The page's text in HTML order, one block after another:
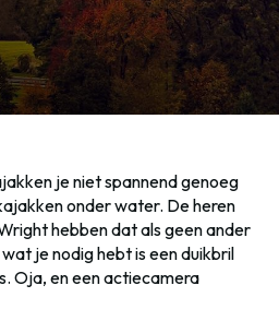
je niet spannend genoeg
onder water. De heren
hebben dat als geen ander
je nodig hebt is een duikbril
Oja, en een actiecamera